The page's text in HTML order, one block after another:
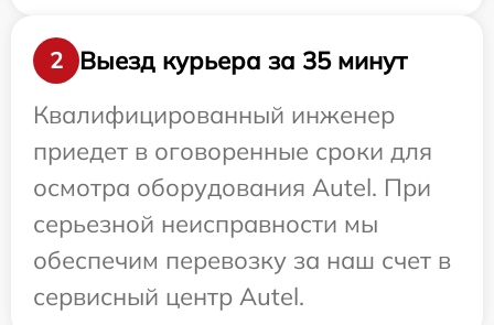
2
Выезд курьера за 35 минут
Квалифицированный инженер
приедет в оговоренные сроки для
осмотра оборудования Autel. При
серьезной неисправности мы
обеспечим перевозку за наш счет в
сервисный центр Autel.